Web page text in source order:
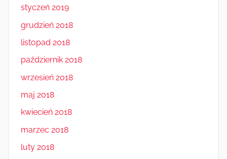
styczeń 2019
grudzień 2018
listopad 2018
październik 2018
wrzesień 2018
maj 2018
kwiecień 2018
marzec 2018
luty 2018